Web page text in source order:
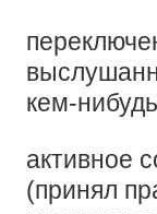
кем-
активное
(принял